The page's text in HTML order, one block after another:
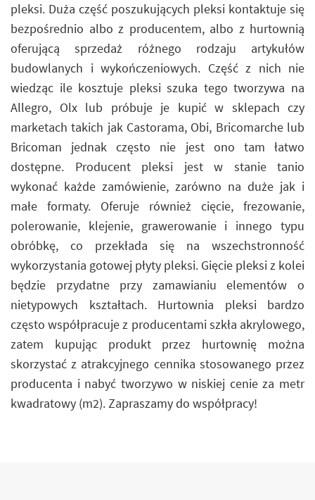
pleksi. Duża część poszukujących pleksi kontaktuje się
bezpośrednio albo z producentem, albo z hurtownią
oferującą sprzedaż różnego rodzaju artykułów
budowlanych i wykończeniowych. Część z nich nie
wiedząc ile kosztuje pleksi szuka tego tworzywa na
Allegro, Olx lub próbuje je kupić w sklepach czy
marketach takich jak Castorama, Obi, Bricomarche lub
Bricoman jednak często nie jest ono tam łatwo
dostępne. Producent pleksi jest w stanie tanio
wykonać każde zamówienie, zarówno na duże jak i
małe formaty. Oferuje również cięcie, frezowanie,
polerowanie, klejenie, grawerowanie i innego typu
obróbkę, co przekłada się na wszechstronność
wykorzystania gotowej płyty pleksi. Gięcie pleksi z kolei
będzie przydatne przy zamawianiu elementów o
nietypowych kształtach. Hurtownia pleksi bardzo
często współpracuje z producentami szkła akrylowego,
zatem kupując produkt przez hurtownię można
skorzystać z atrakcyjnego cennika stosowanego przez
producenta i nabyć tworzywo w niskiej cenie za metr
kwadratowy (m2). Zapraszamy do współpracy!